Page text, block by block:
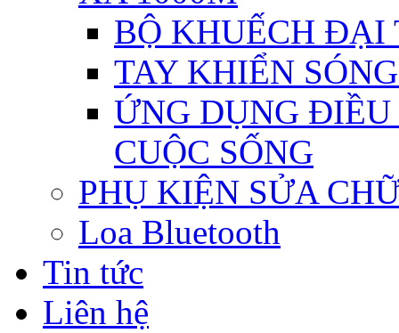
BỘ KHUẾCH ĐẠI
TAY KHIỂN
ỨNG DỤNG
CUỘC SỐNG
PHỤ KIỆN SỬA
Loa Bluetooth
Tin tức
Liên hệ